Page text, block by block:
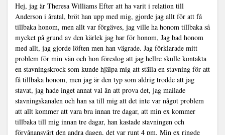
Hej, jag är Theresa Williams Efter att ha varit i relation till
Anderson i åratal, bröt han upp med mig, gjorde jag allt för att få
tillbaka honom, men allt var förgäves, jag ville ha honom tillbaka så
mycket på grund av den kärlek jag har för honom, Jag bad honom
med allt, jag gjorde löften men han vägrade. Jag förklarade mitt
problem för min vän och hon föreslog att jag hellre skulle kontakta
en stavningskrock som kunde hjälpa mig att ställa en stavning för att
få tillbaka honom, men jag är den typ som aldrig trodde att jag
stavat, jag hade inget annat val än att prova det, jag mailade
stavningskanalen och han sa till mig att det inte var något problem
att allt kommer att vara bra innan tre dagar, att min ex kommer
tillbaka till mig innan tre dagar, han kastade stavningen och
förvånansvärt den andra dagen, det var runt 4 pm. Min ex ringde